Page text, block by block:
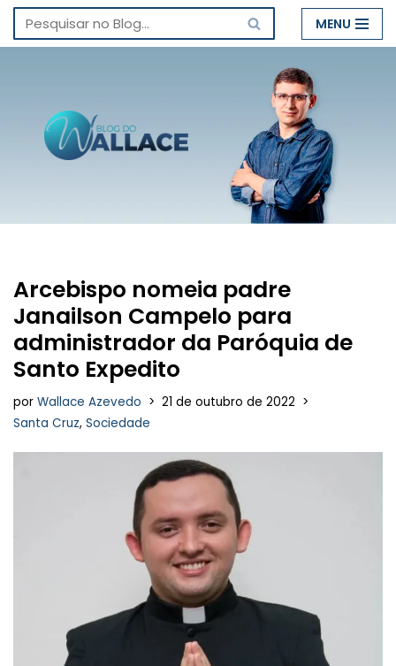
Pular
conteúdo
MENU
Arcebispo nomeia padre
Janailson Campelo para
administrador da Paróquia de
Santo Expedito
por Wallace Azevedo
21 de outubro de 2022
Santa Cruz, Sociedade